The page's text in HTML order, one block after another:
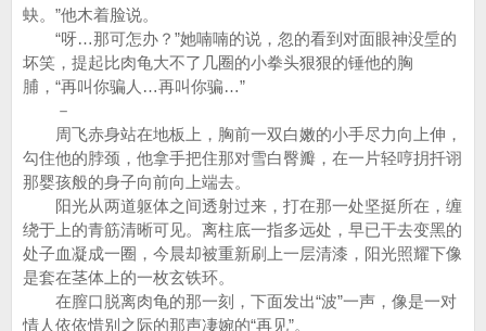
蚗。”他木着脸说。
“呀…那可怎办？”她喃喃的说，忽的看到对面眼神没垕的
坏笑，提起比肉龟大不了几圈的小拳头狠狠的锤他的胸
脯，“再叫你骗人…再叫你骗…”
－
周飞赤身站在地板上，胸前一双白嫩的小手尽力向上伸，
勾住他的脖颈，他拿手把住那对雪白臀瓣，在一片轻哼抈扦诩
那婴孩般的身子向前向上端去。
阳光从两道躯体之间透射过来，打在那一处坚挺所在，缠
绕于上的青筋清晰可见。离柱底一指多远处，早已干去变黑的
处子血凝成一圈，今晨却被重新刷上一层清漆，阳光照耀下像
是套在茎体上的一枚玄铁环。
在膣口脱离肉龟的那一刻，下面发出“波”一声，像是一对
情人依依惜别之际的那声凄婉的“再见”。